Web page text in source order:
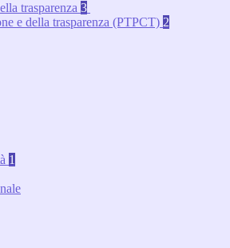
trasparenza 3
e della trasparenza (PTPCT) 2
1